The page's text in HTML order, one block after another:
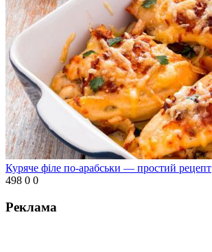
Куряче філе по-арабськи — простий рецепт
498 0 0
Реклама